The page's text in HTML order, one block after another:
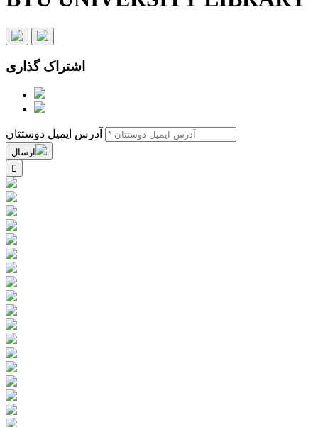
اشتراک گذاری
آدرس ایمیل دوستتان
ارسال
